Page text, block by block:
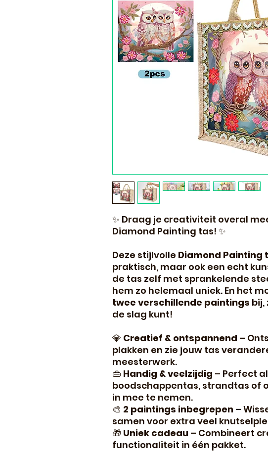
✨ Draag je creativiteit overal
Diamond Painting tas! ✨
Deze stijlvolle Diamond Painting
praktisch, maar ook een echt
de tas zelf met sprankelende
hem zo helemaal uniek. En het
twee verschillende paintings
de slag kunt!
💎 Creatief & ontspannend –
plakken en zie jouw tas
meesterwerk.
👜 Handig & veelzijdig – Perfect
boodschappentas, strandtas of
in mee te nemen.
🎨 2 paintings inbegrepen –
samen voor extra veel
🎁 Uniek cadeau – Combineert
functionaliteit in één pakket.